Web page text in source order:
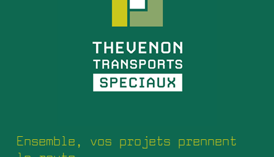
Ensemble, vos projets prennent